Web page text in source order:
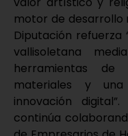
motor de desarrollo
Diputación refuerza
vallisoletana
herramientas de
materiales y
innovación
continúa